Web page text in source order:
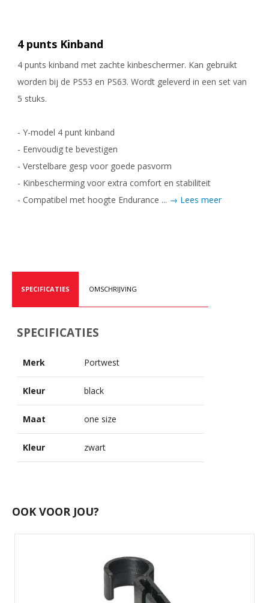
4 punts Kinband
4 punts kinband met zachte kinbeschermer. Kan gebruikt
worden bij de PS53 en PS63. Wordt geleverd in een set van
5 stuks.
- Y-model 4 punt kinband
- Eenvoudig te bevestigen
- Verstelbare gesp voor goede pasvorm
- Kinbescherming voor extra comfort en stabiliteit
- Compatibel met hoogte Endurance ... → Lees meer
SPECIFICATIES OMSCHRIJVING
SPECIFICATIES
Merk Portwest
Kleur black
Maat one size
Kleur zwart
OOK VOOR JOU?